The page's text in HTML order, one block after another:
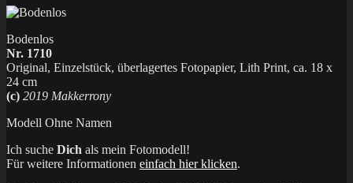
Bodenlos
Nr. 1710
Original, Einzelstück, überlagertes Fotopapier, Lith Print, ca. 18 x
24 cm
(c) 2019 Makkerrony
Modell Ohne Namen
Ich suche Dich als mein Fotomodell!
Für weitere Informationen einfach hier klicken.